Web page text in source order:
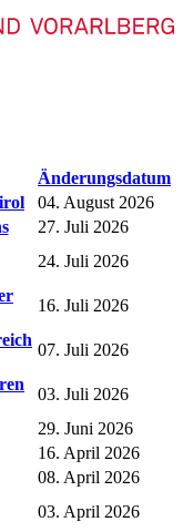
Änderungsdatum
04. August 2026
27. Juli 2026
24. Juli 2026
16. Juli 2026
07. Juli 2026
03. Juli 2026
29. Juni 2026
16. April 2026
08. April 2026
03. April 2026